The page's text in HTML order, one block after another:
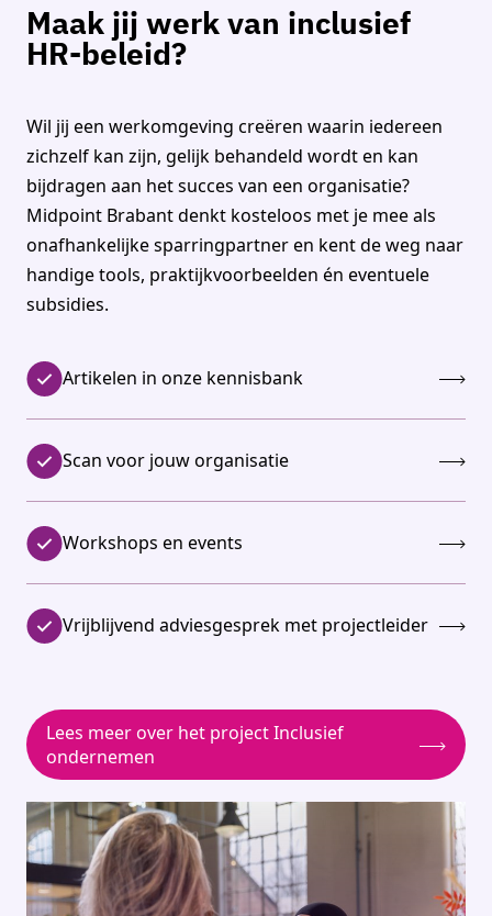
Maak jij werk van inclusief
HR-beleid?
Wil jij een werkomgeving creëren waarin iedereen
zichzelf kan zijn, gelijk behandeld wordt en kan
bijdragen aan het succes van een organisatie?
Midpoint Brabant denkt kosteloos met je mee als
onafhankelijkesparringpartneren kent de weg naar
handigetools, praktijkvoorbeelden én eventuele
subsidies.
Artikelen in onze kennisbank
Scan voor jouw organisatie
Workshops en events
Vrijblijvend adviesgesprek met projectleider
Lees meer over het project Inclusief
ondernemen